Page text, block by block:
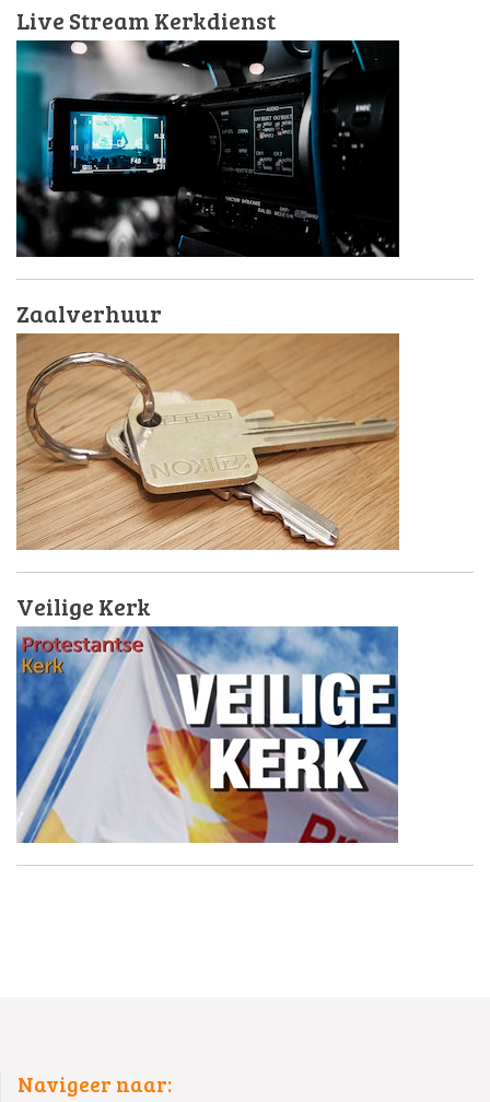
Live Stream Kerkdienst
Zaalverhuur
Veilige Kerk
Navigeer naar: